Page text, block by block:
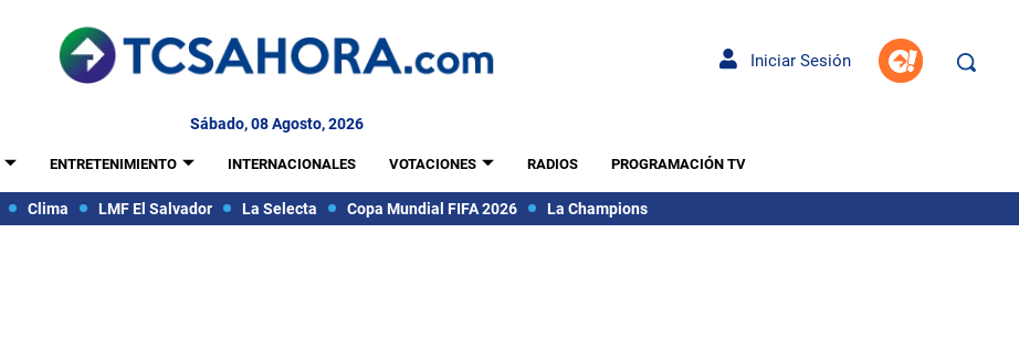
Iniciar Sesión
Sábado, 08 Agosto, 2026
ENTRETENIMIENTO INTERNACIONALES VOTACIONES RADIOS PROGRAMACIÓN TV
Clima LMF El Salvador La Selecta Copa Mundial FIFA 2026 La Champions